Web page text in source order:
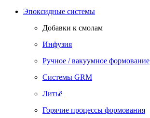
Эпоксидные системы
Добавки к смолам
Инфузия
Ручное / вакуумное формование
Системы GRM
Литьё
Горячие процессы формования